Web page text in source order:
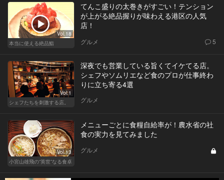
Vol.18
本当に使える絶品鮨
てんこ盛りの太巻きがすごい！テンション
が上がる絶品握りが味わえる港区の人気
店！
グルメ 5
Vol.1
シェフたちを刺激する店。
深夜でも営業している旨くてイケてる店。
シェフやソムリエなど食のプロが仕事終わ
りに立ち寄る4選
グルメ
Vol.13
小宮山雄飛の“英世”なる食卓
メニューごとに食糧自給率が！農水省の社
食の実力を見てみました
グルメ